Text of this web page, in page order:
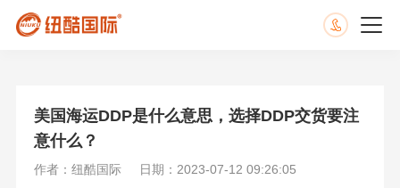
美国海运DDP是什么意思，选择DDP交货要注
意什么？
作者：纽酷国际 日期：2023-07-12 09:26:05